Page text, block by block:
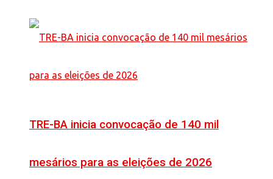
TRE-BA inicia convocação de 140 mil
mesários para as eleições de 2026